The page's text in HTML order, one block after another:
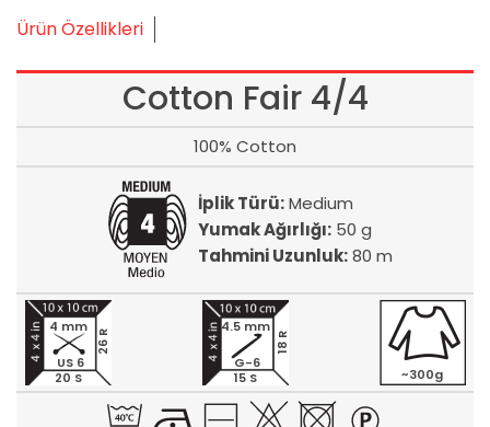
Ürün Özellikleri
Cotton Fair 4/4
100% Cotton
İplik Türü:Medium
Yumak Ağırlığı: 50 g
Tahmini Uzunluk:80 m
20 S
26 R
4 mm
US 6
15 S
18 R
4.5 mm
G-6
~300g